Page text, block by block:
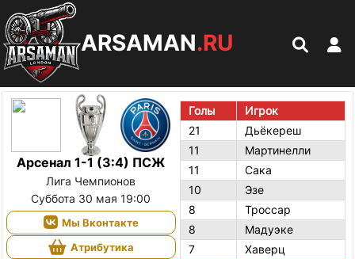
ARSAMAN.RU
Арсенал 1-1 (3:4) ПСЖ
Лига Чемпионов
Суббота 30 мая 19:00
Мы Вконтакте
Атрибутика
Голы
Игрок
21
Дьёкереш
11
Мартинелли
11
Сака
10
Эзе
8
Троссар
8
Мадуэке
7
Хаверц